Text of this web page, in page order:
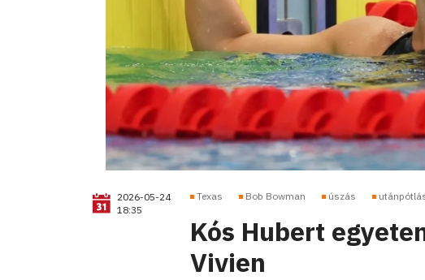
2026-05-24
18:35
Texas Bob Bowman úszás
Kós Hubert
Vivien